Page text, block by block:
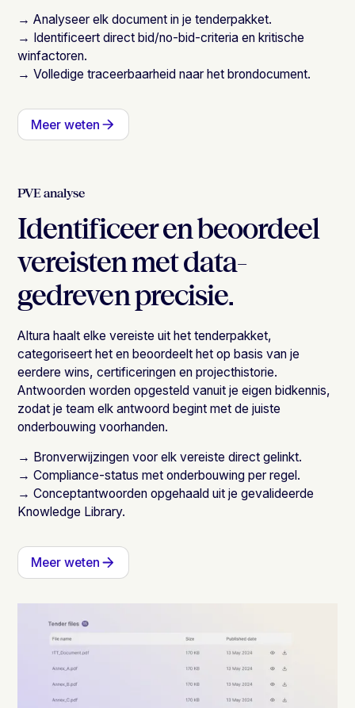
→ Analyseer elk document in je tenderpakket.
→ Identificeert direct bid/no-bid-criteria en kritische
winfactoren.
→ Volledige traceerbaarheid naar het brondocument.
Meer weten
PVE analyse
Identificeer en beoordeel
vereisten met data-
gedreven precisie.
Altura haalt elke vereiste uit het tenderpakket,
categoriseert het en beoordeelt het op basis van je
eerdere wins, certificeringen en projecthistorie.
Antwoorden worden opgesteld vanuit je eigen bidkennis,
zodat je team elk antwoord begint met de juiste
onderbouwing voorhanden.
→ Bronverwijzingen voor elk vereiste direct gelinkt.
→ Compliance-status met onderbouwing per regel.
→ Conceptantwoorden opgehaald uit je gevalideerde
Knowledge Library.
Meer weten